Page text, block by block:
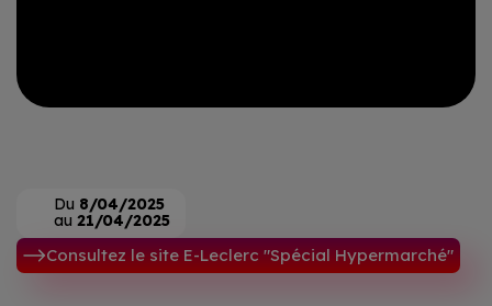
Du 8/04/2025
au 21/04/2025
Consultez le site E-Leclerc "Spécial Hypermarché"